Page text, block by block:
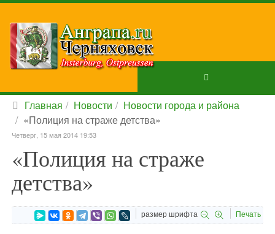
Главная Новости
Новости города и района
«Полиция на страже детства»
Четверг, 15 мая 2014 19:53
«Полиция на страже
детства»
размер шрифта Печать